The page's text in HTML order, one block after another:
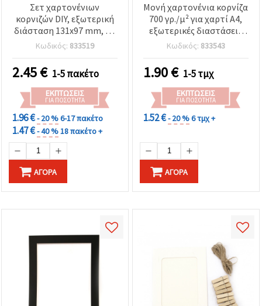
Σετ χαρτονένιων
κορνιζών DIY, εξωτερική
διάσταση 131x97 mm, με
διακοσμητικά
μανταλάκια (10 τμχ) και
σπάγκο κάνναβης, μαύρο
Κωδικός: 833519
2.45€ 1-5 πακέτο
ΕΚΠΤΏΣΕΙΣ
ΓΙΑ ΠΟΣΌΤΗΤΑ
1.96 €- 20 %6-17 πακέτο
1.47 €- 40 %18 πακέτο +
ΑΓΟΡΆ
Μονή χαρτονένια κορνίζα
700 γρ./μ² για χαρτί A4,
εξωτερικές διαστάσεις
26,4 x 35 cm, ασημί
Κωδικός: 833543
1.90€ 1-5 τμχ
ΕΚΠΤΏΣΕΙΣ
ΓΙΑ ΠΟΣΌΤΗΤΑ
1.52 €- 20 %6 τμχ +
ΑΓΟΡΆ